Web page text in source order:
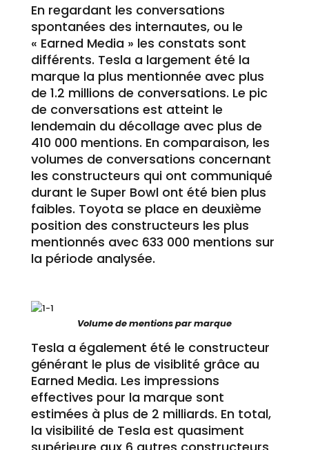
En regardant les conversations
spontanées des internautes, ou le
« Earned Media » les constats sont
différents. Tesla a largement été la
marque la plus mentionnée avec plus
de 1.2 millions de conversations. Le pic
de conversations est atteint le
lendemain du décollage avec plus de
410 000 mentions. En comparaison, les
volumes de conversations concernant
les constructeurs qui ont communiqué
durant le Super Bowl ont été bien plus
faibles. Toyota se place en deuxième
position des constructeurs les plus
mentionnés avec 633 000 mentions sur
la période analysée.
Volume de mentions par marque
Tesla a également été le constructeur
générant le plus de visiblité grâce au
Earned Media. Les impressions
effectives pour la marque sont
estimées à plus de 2 milliards. En total,
la visibilité de Tesla est quasiment